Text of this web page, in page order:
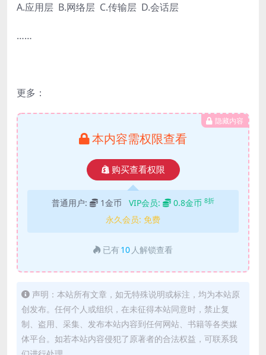
A.应用层 B.网络层 C.传输层 D.会话层
……
更多：
隐藏内容
本内容需权限查看
购买查看权限
普通用户: 1金币 VIP会员: 0.8金币 8折
永久会员: 免费
已有 10 人解锁查看
声明：本站所有文章，如无特殊说明或标注，均为本站原
创发布。任何个人或组织，在未征得本站同意时，禁止复
制、盗用、采集、发布本站内容到任何网站、书籍等各类媒
体平台。如若本站内容侵犯了原著者的合法权益，可联系我